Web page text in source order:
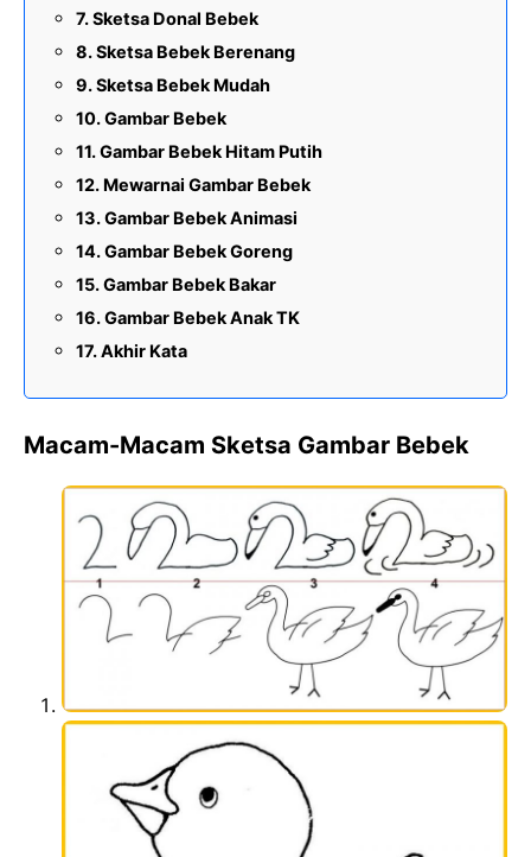
Sketsa Donal Bebek
Sketsa Bebek Berenang
Sketsa Bebek Mudah
Gambar Bebek
Gambar Bebek Hitam Putih
Mewarnai Gambar Bebek
Gambar Bebek Animasi
Gambar Bebek Goreng
Gambar Bebek Bakar
Gambar Bebek Anak TK
Akhir Kata
Macam-Macam Sketsa Gambar Bebek